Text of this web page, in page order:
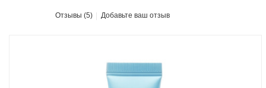
Отзывы (5) Добавьте ваш отзыв